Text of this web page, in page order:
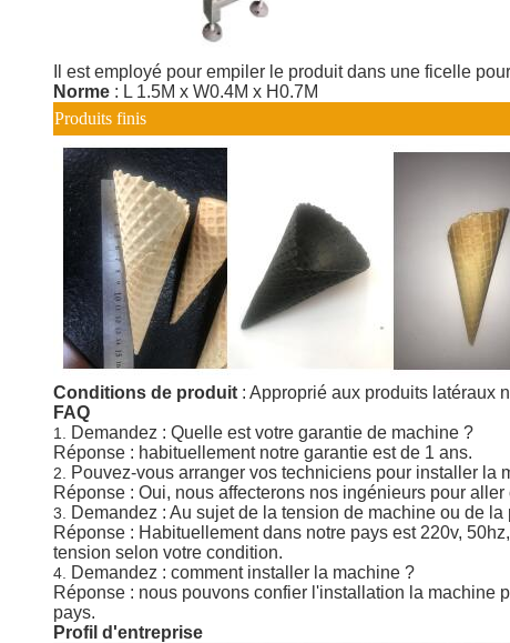
Il est employé pour empiler le produit dans une ficelle
Norme : L 1.5M x W0.4M x H0.7M
Produits finis
Conditions de produit : Approprié aux produits latéraux
FAQ
1.
Demandez : Quelle est votre garantie de machine ?
Réponse : habituellement notre garantie est de 1 ans.
2.
Pouvez-vous arranger vos techniciens pour installer la
Réponse : Oui, nous affecterons nos ingénieurs pour
3.
Demandez : Au sujet de la tension de machine ou de
Réponse : Habituellement dans notre pays est 220v,
tension selon votre condition.
4.
Demandez : comment installer la machine ?
Réponse : nous pouvons confier l'installation la machine
pays.
Profil d'entreprise